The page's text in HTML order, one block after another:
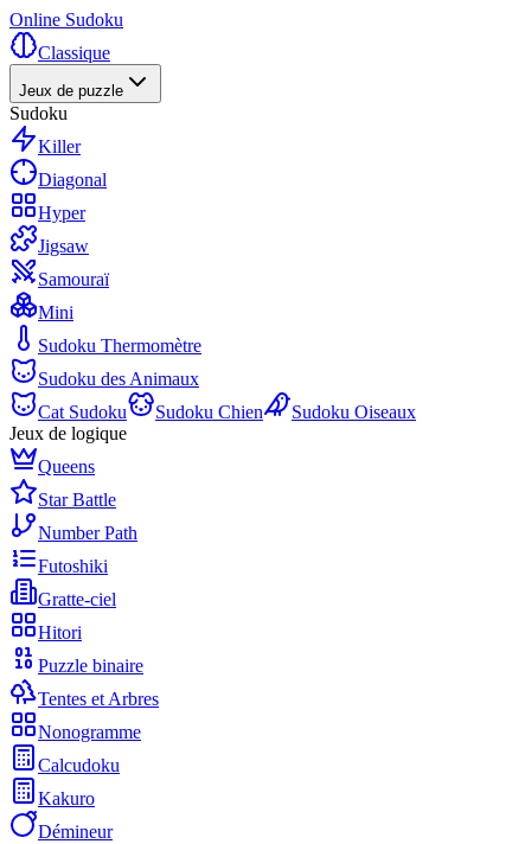
Online Sudoku
Classique
Jeux de puzzle
Sudoku
Killer
Diagonal
Hyper
Jigsaw
Samouraï
Mini
Sudoku Thermomètre
Sudoku des Animaux
Cat Sudoku
Sudoku Chien
Sudoku Oiseaux
Jeux de logique
Queens
Star Battle
Number Path
Futoshiki
Gratte-ciel
Hitori
Puzzle binaire
Tentes et Arbres
Nonogramme
Calcudoku
Kakuro
Démineur